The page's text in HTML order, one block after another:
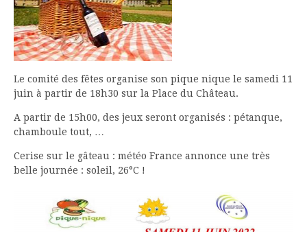
Le comité des fêtes organise son pique nique le samedi 11
juin à partir de 18h30 sur la Place du Château.
A partir de 15h00, des jeux seront organisés : pétanque,
chamboule tout, …
Cerise sur le gâteau : météo France annonce une très
belle journée : soleil, 26°C !